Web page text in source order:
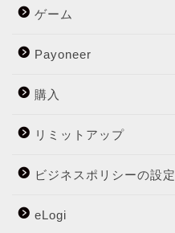
ゲーム
Payoneer
購入
リミットアップ
ビジネスポリシーの設定
eLogi